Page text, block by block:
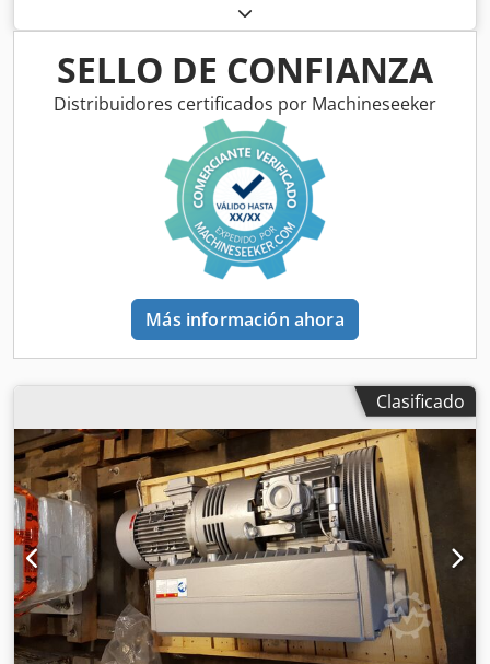
Lubricación por circulación de aceite Fabricante: Busch
Modelo: R5 RA 250D Estado: Unidad de demostración
Garantía: 12 meses Fluido de funcionamiento: Aceite
mineral Dsdpfec S D Dhox Agqjck Accesorios: Filtro de
aspiración Plazo de entrega: Entrega inmediata desde el
SELLO DE CONFIANZA
Distribuidores certificados por Machineseeker
Más información ahora
Clasificado